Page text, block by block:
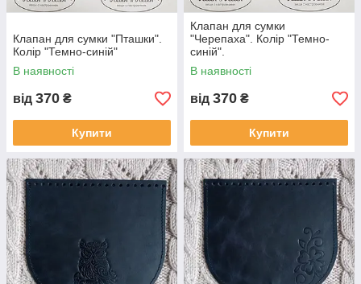
Клапан для сумки "Пташки".
Колір "Темно-синій"
В наявності
від 370 ₴
Купити
Клапан для сумки
"Черепаха". Колір "Темно-
синій".
В наявності
від 370 ₴
Купити